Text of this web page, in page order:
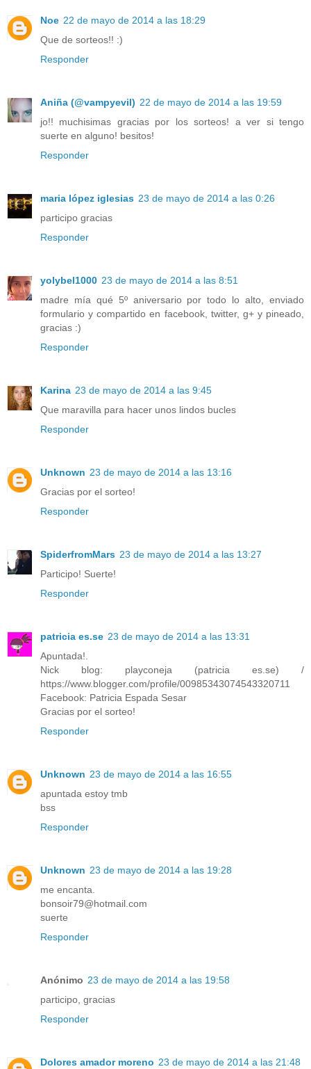
Noe 22 de mayo de 2014 a las 18:29
Que de sorteos!! :)
Responder
Aniña (@vampyevil) 22 de mayo de 2014 a las 19:59
jo!! muchisimas gracias por los sorteos! a ver si tengo
suerte en alguno! besitos!
Responder
maria lópez iglesias 23 de mayo de 2014 a las 0:26
participo gracias
Responder
yolybel1000 23 de mayo de 2014 a las 8:51
madre mía qué 5º aniversario por todo lo alto, enviado
formulario y compartido en facebook, twitter, g+ y pineado,
gracias :)
Responder
Karina 23 de mayo de 2014 a las 9:45
Que maravilla para hacer unos lindos bucles
Responder
Unknown 23 de mayo de 2014 a las 13:16
Gracias por el sorteo!
Responder
SpiderfromMars 23 de mayo de 2014 a las 13:27
Participo! Suerte!
Responder
patricia es.se 23 de mayo de 2014 a las 13:31
Apuntada!.
Nick blog: playconeja (patricia es.se) /
https://www.blogger.com/profile/00985343074543320711
Facebook: Patricia Espada Sesar
Gracias por el sorteo!
Responder
Unknown 23 de mayo de 2014 a las 16:55
apuntada estoy tmb
bss
Responder
Unknown 23 de mayo de 2014 a las 19:28
me encanta.
bonsoir79@hotmail.com
suerte
Responder
Anónimo 23 de mayo de 2014 a las 19:58
participo, gracias
Responder
Dolores amador moreno 23 de mayo de 2014 a las 21:48